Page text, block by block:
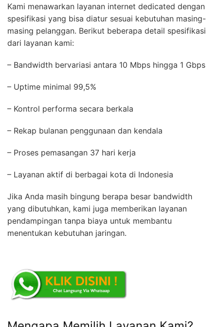
Kami menawarkan layanan internet dedicated dengan
spesifikasi yang bisa diatur sesuai kebutuhan masing-
masing pelanggan. Berikut beberapa detail spesifikasi
dari layanan kami:
– Bandwidth bervariasi antara 10 Mbps hingga 1 Gbps
– Uptime minimal 99,5%
– Kontrol performa secara berkala
– Rekap bulanan penggunaan dan kendala
– Proses pemasangan 37 hari kerja
– Layanan aktif di berbagai kota di Indonesia
Jika Anda masih bingung berapa besar bandwidth
yang dibutuhkan, kami juga memberikan layanan
pendampingan tanpa biaya untuk membantu
menentukan kebutuhan jaringan.